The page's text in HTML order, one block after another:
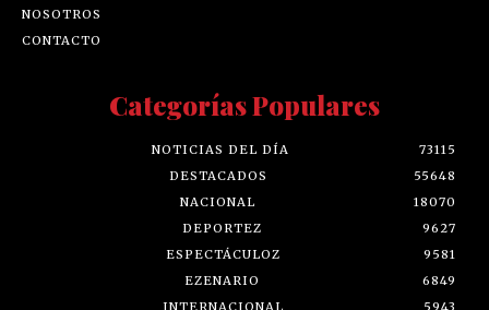
NOSOTROS
CONTACTO
Categorías Populares
NOTICIAS DEL DÍA
73115
DESTACADOS
55648
NACIONAL
18070
DEPORTEZ
9627
ESPECTÁCULOZ
9581
EZENARIO
6849
INTERNACIONAL
5943